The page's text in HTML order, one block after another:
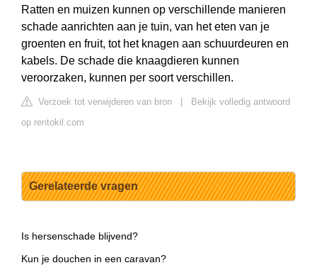
Ratten en muizen kunnen op verschillende manieren
schade aanrichten aan je tuin, van het eten van je
groenten en fruit, tot het knagen aan schuurdeuren en
kabels. De schade die knaagdieren kunnen
veroorzaken, kunnen per soort verschillen.
Verzoek tot verwijderen van bron
Bekijk volledig antwoord
op rentokil.com
Gerelateerde vragen
Is hersenschade blijvend?
Kun je douchen in een caravan?